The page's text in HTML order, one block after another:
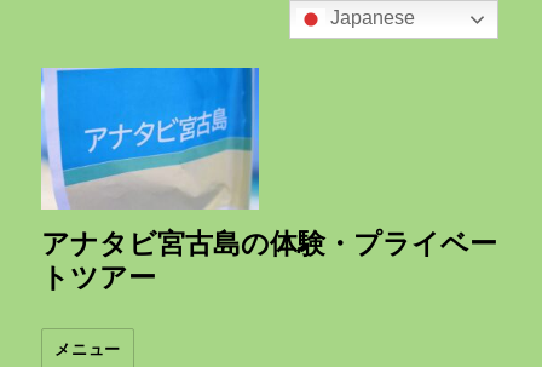
アナタビ宮古島の体験・プライベー
トツアー
メニュー
Japanese